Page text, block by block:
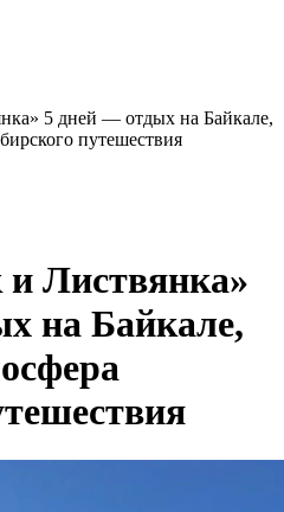
5 дней — отдых на Байкале,
путешествия
Листвянка»
на Байкале,